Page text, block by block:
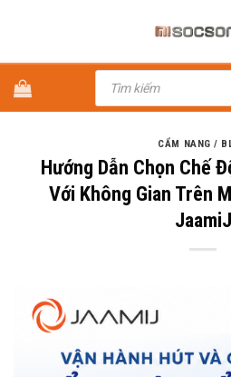
dung
Tìm
kiếm
phẩm
CẨM NANG /
Hướng Dẫn Chọn Chế
Với Không Gian Trên
JaamiJ